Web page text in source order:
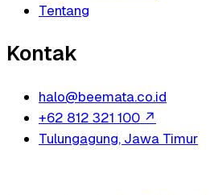
Tentang
Kontak
halo@beemata.co.id
+62 812 321 100 ↗
Tulungagung, Jawa Timur